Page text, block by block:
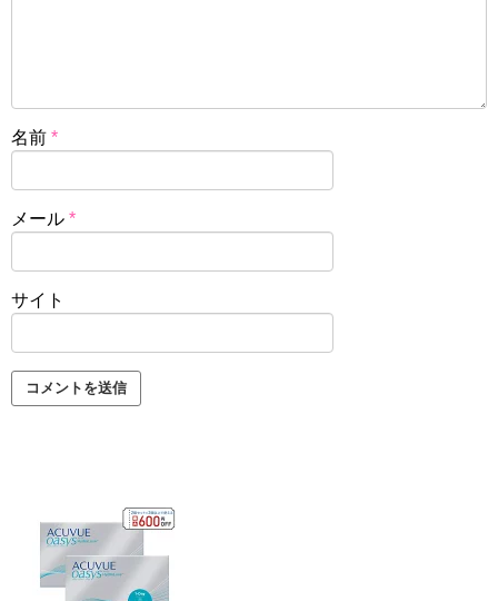
名前 *
メール *
サイト